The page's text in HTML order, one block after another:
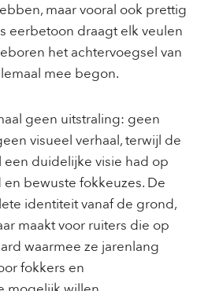
maar vooral ook prettig
eerbetoon draagt elk veulen
het achtervoegsel van
mee begon.
geen uitstraling: geen
visueel verhaal, terwijl de
duidelijke visie had op
bewuste fokkeuzes. De
identiteit vanaf de grond,
maakt voor ruiters die op
waarmee ze jarenlang
fokkers en